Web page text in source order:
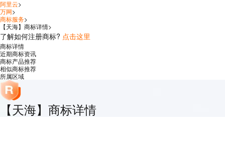
阿里云>
万网>
商标服务>
【天海】商标详情>
了解如何注册商标? 点击这里
商标详情
近期商标资讯
商标产品推荐
相似商标推荐
所属区域
【天海】商标详情